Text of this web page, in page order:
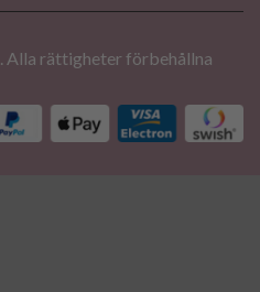
Alla rättigheter förbehållna